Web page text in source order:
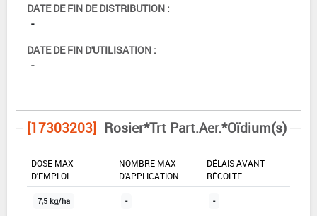
DATE DE FIN DE DISTRIBUTION :
-
DATE DE FIN D'UTILISATION :
-
[17303203] Rosier*Trt Part.Aer.*Oïdium(s)
DOSE MAX
D'EMPLOI
NOMBRE MAX
D'APPLICATION
DÉLAIS AVANT
RÉCOLTE
7,5 kg/ha - -